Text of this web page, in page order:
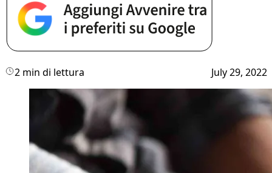
2 min di lettura July 29, 2022